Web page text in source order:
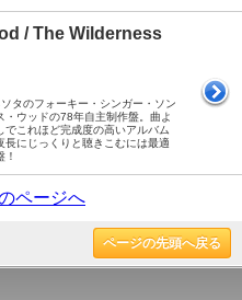
/ The Wilderness
タのフォーキー・シンガー・ソン
・ウッドの78年自主制作盤。曲よ
でこれほど完成度の高いアルバム
長にじっくりと聴きこむには最適
ページへ
ページの先頭へ戻る